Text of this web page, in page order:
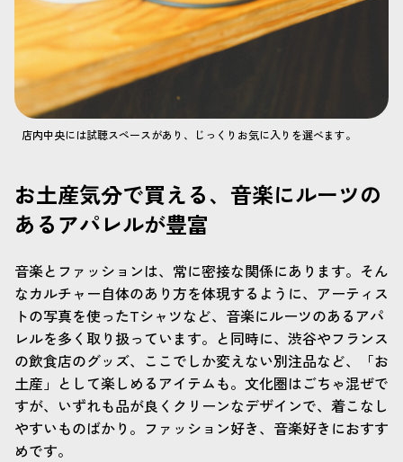
店内中央には試聴スペースがあり、じっくりお気に入りを選べます。
お土産気分で買える、音楽にルーツの
あるアパレルが豊富
音楽とファッションは、常に密接な関係にあります。そん
なカルチャー自体のあり方を体現するように、アーティス
トの写真を使ったTシャツなど、音楽にルーツのあるアパ
レルを多く取り扱っています。と同時に、渋谷やフランス
の飲食店のグッズ、ここでしか変えない別注品など、「お
土産」として楽しめるアイテムも。文化圏はごちゃ混ぜで
すが、いずれも品が良くクリーンなデザインで、着こなし
やすいものばかり。ファッション好き、音楽好きにおすす
めです。